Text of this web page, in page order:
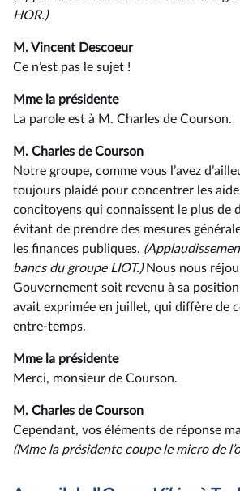
HOR.)
M. Vincent Descoeur
Ce n’est pas le sujet !
Mme la présidente
La parole est à M. Charles de Courson.
M. Charles de Courson
Notre groupe, comme vous l’avez
toujours plaidé pour concentrer les
concitoyens qui connaissent le plus de
évitant de prendre des mesures
les finances publiques.
bancs du groupe LIOT.)Nous nous
Gouvernement soit revenu à sa position
avait exprimée en juillet, qui diffère de
entre-temps.
Mme la présidente
Merci, monsieur de Courson.
M. Charles de Courson
Cependant, vos éléments de réponse
(Mme la présidente coupe le micro de